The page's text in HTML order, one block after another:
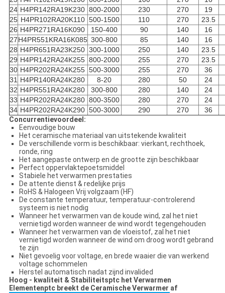
24 H4PR142RA19K230 800-2000 230 270
19
25 H4PR102RA20K110 500-1500 110 270
23.5
26 H4PR271RA16K090 150-400 90 140
16
27H4PR551KRA16K085 300-800 85 140
16
28 H4PR651RA23K250 300-1000 250 140
23.5
29 H4PR142RA24K255 800-2000 255 270
23.5
30 H4PR202RA24K255 500-3000 255 270
36
31 H4PR140RA24K280 8-20 280 50
24
32 H4PR551RA24K280 300-800 280 140
24
33 H4PR202RA24K280 800-3500 280 270
24
34 H4PR202RA24K290 500-3000 290 270
36
Concurrentievoordeel:
Eenvoudige bouw
Het ceramische materiaal van uitstekende kwaliteit
De verschillende vorm is beschikbaar: vierkant, rechthoek,
ronde, ring
Het aangepaste ontwerp en de grootte zijn beschikbaar
Perfect oppervlaktepoetsmiddel
Stabiele het verwarmen prestaties
De attente dienst & redelijke prijs
RoHS & Halogeen Vrij volgzaam (HF)
De constante temperatuur, temperatuur-controlerend
systeem is niet nodig
Wanneer het verwarmen van de koude wind, zal het niet
vernietigd worden wanneer de wind wordt tegengehouden
Wanneer het verwarmen van de vloeistof, zal het niet
vernietigd worden wanneer de wind om droog wordt gebrand
te zijn
Niet gevoelig voor voltage, en brede waaier die van werkend
voltage schommelen
Herstel automatisch nadat zijnd invalided
Hoog - kwaliteit & Stabiliteitsptc het Verwarmen
Elementenptc breekt de Ceramische Verwarmer af